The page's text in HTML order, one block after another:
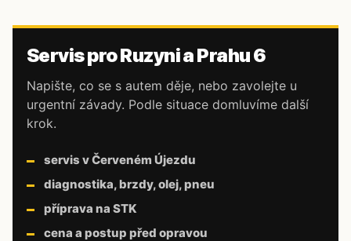
Servis pro Ruzyni a Prahu 6
Napište, co se s autem děje, nebo zavolejte u
urgentní závady. Podle situace domluvíme další
krok.
servis v Červeném Újezdu
diagnostika, brzdy, olej, pneu
příprava na STK
cena a postup před opravou